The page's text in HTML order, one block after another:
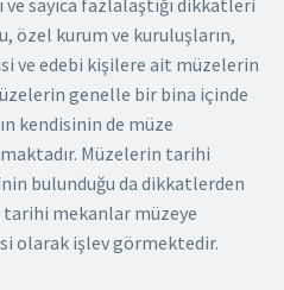
özel kurum ve kuruluşların,
ve edebi kişilere ait müzelerin
genelle bir bina içinde
kendisinin de müze
Müzelerin tarihi
bulunduğu da dikkatlerden
tarihi mekanlar müzeye
olarak işlev görmektedir.